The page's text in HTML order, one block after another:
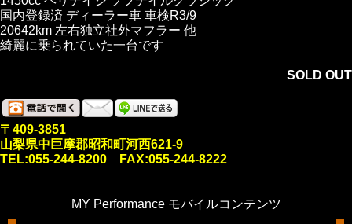
国内登録済 ディーラー車 車検R3/9
20642km 左右独立社外マフラー 他
綺麗に乗られていた一台です
SOLD OUT
〒409-3851
山梨県中巨摩郡昭和町河西621-9
TEL:055-244-8200 FAX:055-244-8222
MY Performance モバイルコンテンツ